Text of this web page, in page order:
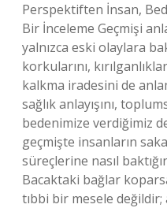
Perspektiften İnsan,
Bir İnceleme Geçmişi
yalnızca eski olaylara
korkularını,
kalkma iradesini de
sağlık anlayışını,
bedenimize verdiğimiz
geçmişte insanların
süreçlerine nasıl
Bacaktaki bağlar
tıbbi bir mesele değildir;